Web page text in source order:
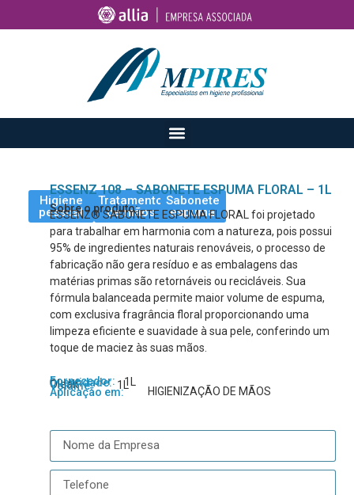
Higiene
pessoal
Tratamento
de mãos
Sabonete
espuma
ESSENZ 108 – SABONETE ESPUMA FLORAL – 1L
Sobre o produto:
ESSENZ® SABONETE ESPUMA FLORAL foi projetado
para trabalhar em harmonia com a natureza, pois possui
95% de ingredientes naturais renováveis, o processo de
fabricação não gera resíduo e as embalagens das
matérias primas são retornáveis ou recicláveis. Sua
fórmula balanceada permite maior volume de espuma,
com exclusiva fragrância floral proporcionando uma
limpeza eficiente e suavidade à sua pele, conferindo um
toque de maciez às suas mãos.
Fornecedor:
Oleak
Quantidade: 1L
Volume: 1L
Aplicação em: HIGIENIZAÇÃO DE MÃOS